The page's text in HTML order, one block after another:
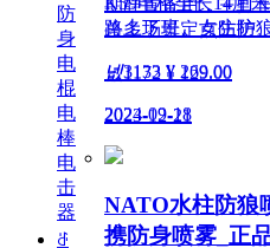
路上下班、女生防
넶3133 ¥ 269.00
2024-09-18
兽多场景定点防护
넶1172 ¥ 129.00
2023-12-21
NATO水柱防狼
携防身喷雾_正
防
身
电
棍
电
棒
电
击
器
ꁕ